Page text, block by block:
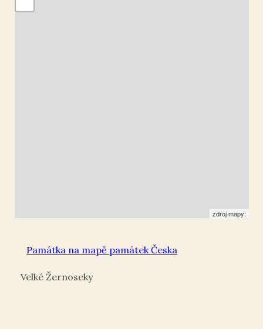
zdroj mapy:
Památka na mapě památek Česka
Velké Žernoseky